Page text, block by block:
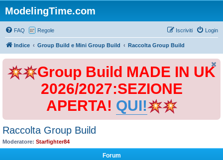
ModelingTime.com
FAQ Regole Login
Iscriviti
Indice Group Build e Mini Group Build Raccolta Group Build
Group Build MADE IN UK
2026/2027:SEZIONE
APERTA! QUI!
Raccolta Group Build
Moderatore: Starfighter84
Forum